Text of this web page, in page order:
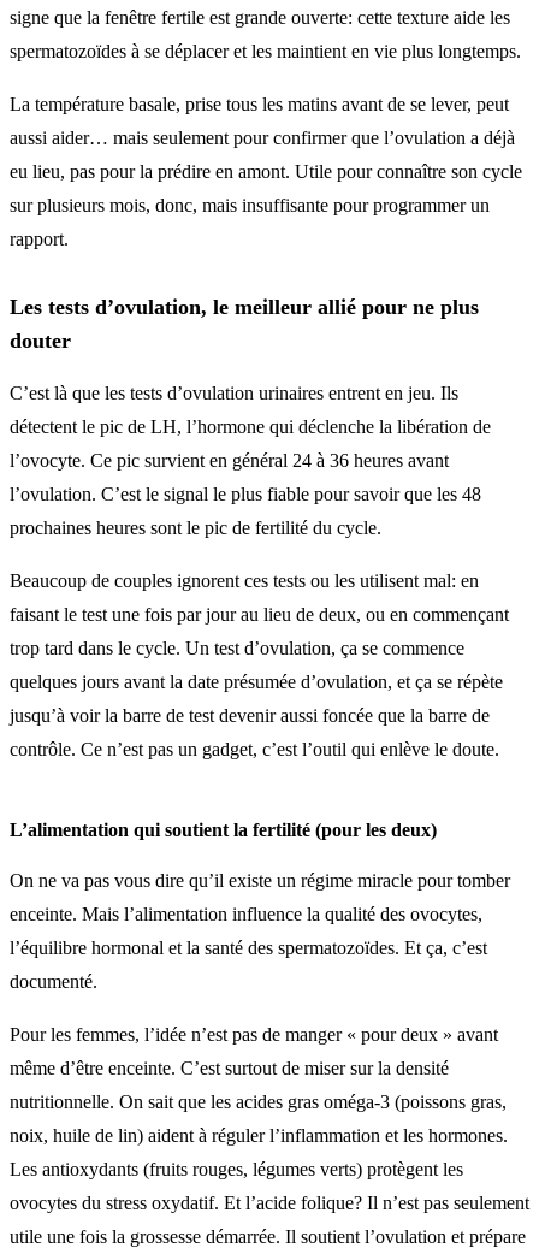
signe que la fenêtre fertile est grande ouverte: cette texture aide les
spermatozoïdes à se déplacer et les maintient en vie plus longtemps.
La température basale, prise tous les matins avant de se lever, peut
aussi aider… mais seulement pour confirmer que l’ovulation a déjà
eu lieu, pas pour la prédire en amont. Utile pour connaître son cycle
sur plusieurs mois, donc, mais insuffisante pour programmer un
rapport.
Les tests d’ovulation, le meilleur allié pour ne plus
douter
C’est là que les tests d’ovulation urinaires entrent en jeu. Ils
détectent le pic de LH, l’hormone qui déclenche la libération de
l’ovocyte. Ce pic survient en général 24 à 36 heures avant
l’ovulation. C’est le signal le plus fiable pour savoir que les 48
prochaines heures sont le pic de fertilité du cycle.
Beaucoup de couples ignorent ces tests ou les utilisent mal: en
faisant le test une fois par jour au lieu de deux, ou en commençant
trop tard dans le cycle. Un test d’ovulation, ça se commence
quelques jours avant la date présumée d’ovulation, et ça se répète
jusqu’à voir la barre de test devenir aussi foncée que la barre de
contrôle. Ce n’est pas un gadget, c’est l’outil qui enlève le doute.
L’alimentation qui soutient la fertilité (pour les deux)
On ne va pas vous dire qu’il existe un régime miracle pour tomber
enceinte. Mais l’alimentation influence la qualité des ovocytes,
l’équilibre hormonal et la santé des spermatozoïdes. Et ça, c’est
documenté.
Pour les femmes, l’idée n’est pas de manger « pour deux » avant
même d’être enceinte. C’est surtout de miser sur la densité
nutritionnelle. On sait que les acides gras oméga-3 (poissons gras,
noix, huile de lin) aident à réguler l’inflammation et les hormones.
Les antioxydants (fruits rouges, légumes verts) protègent les
ovocytes du stress oxydatif. Et l’acide folique? Il n’est pas seulement
utile une fois la grossesse démarrée. Il soutient l’ovulation et prépare